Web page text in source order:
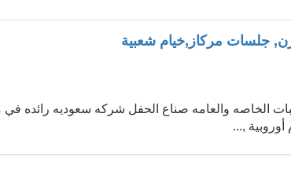
جلسات مركاز,خيام شعبية
الخاصه والعامه صناع الحفل شركه سعوديه رائده في
أوروبية ,...